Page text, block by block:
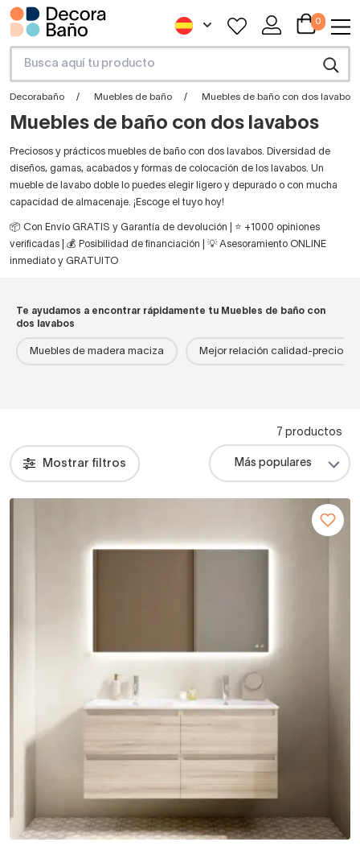
0
Decorabaño Muebles de baño Muebles de baño con dos lavabos
Muebles de baño con dos lavabos
Preciosos y prácticos muebles de baño con dos lavabos. Diversidad de
diseños, gamas, acabados y formas de colocación de los lavabos. Un
mueble de lavabo doble lo puedes elegir ligero y depurado o con mucha
capacidad de almacenaje. ¡Escoge el tuyo hoy!
📦 Con Envío GRATIS y Garantía de devolución | ⭐ +1000 opiniones
verificadas | 💰 Posibilidad de financiación | 💡 Asesoramiento ONLINE
inmediato y GRATUITO
Te ayudamos a encontrar rápidamente tu Muebles de baño con
dos lavabos
Muebles de madera maciza Mejor relación calidad-precio
Mostrar filtros
7 productos